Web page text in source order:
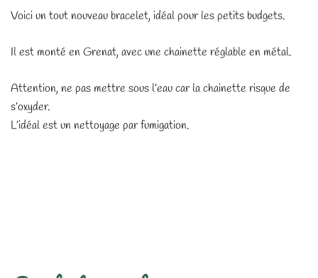
Voici un tout nouveau bracelet, idéal pour les petits budgets.
Il est monté en Grenat, avec une chainette réglable en métal.
Attention, ne pas mettre sous l’eau car la chainette risque de
s’oxyder.
L’idéal est un nettoyage par fumigation.